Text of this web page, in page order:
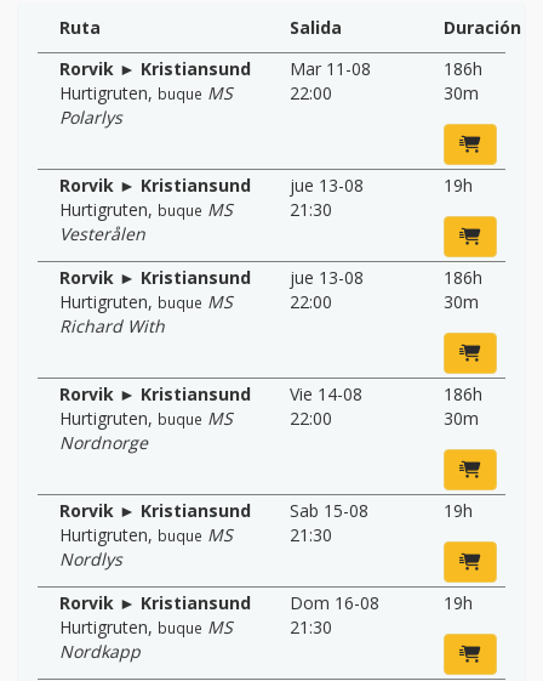
Ruta Salida
Duración
Rorvik ► Kristiansund
Hurtigruten, buque MS
Polarlys
Mar 11-08
22:00
186h
30m
Rorvik ► Kristiansund
Hurtigruten, buque MS
Vesterålen
jue 13-08
21:30
19h
Rorvik ► Kristiansund
Hurtigruten, buque MS
Richard With
jue 13-08
22:00
186h
30m
Rorvik ► Kristiansund
Hurtigruten, buque MS
Nordnorge
Vie 14-08
22:00
186h
30m
Rorvik ► Kristiansund
Hurtigruten, buque MS
Nordlys
Sab 15-08
21:30
19h
Rorvik ► Kristiansund
Hurtigruten, buque MS
Nordkapp
Dom 16-08
21:30
19h